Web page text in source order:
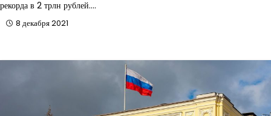
рекорда в 2 трлн рублей.…
8 декабря 2021